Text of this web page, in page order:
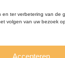
ter verbetering van de
volgen van uw bezoek
Accepteren